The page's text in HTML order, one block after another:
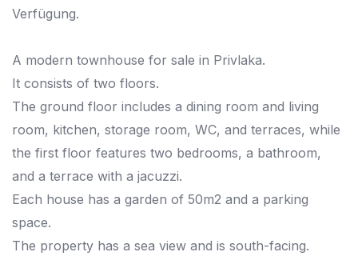
Verfügung.
A modern townhouse for sale in Privlaka.
It consists of two floors.
The ground floor includes a dining room and living
room, kitchen, storage room, WC, and terraces, while
the first floor features two bedrooms, a bathroom,
and a terrace with a jacuzzi.
Each house has a garden of 50m2 and a parking
space.
The property has a sea view and is south-facing.